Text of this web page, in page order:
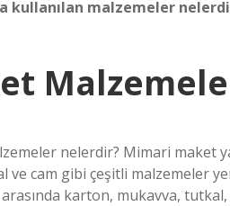
kullanılan malzemeler
nelerdir? Mimari maket
ve cam gibi çeşitli malzemeler
arasında karton, mukavva,